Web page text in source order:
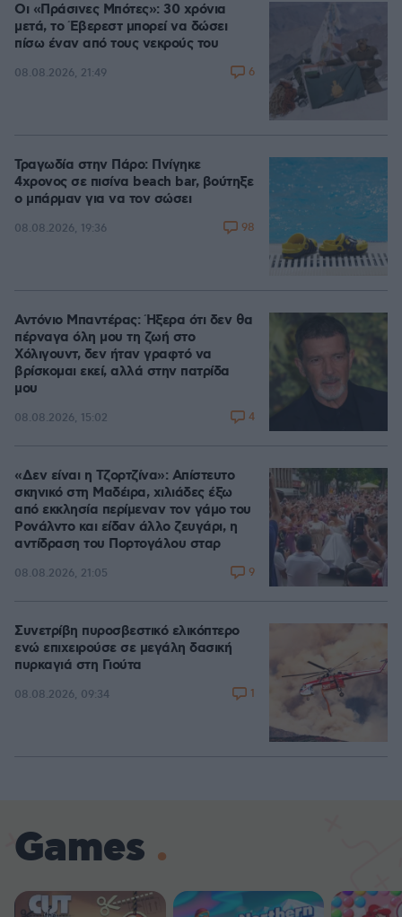
Οι «Πράσινες Μπότες»: 30 χρόνια
μετά, το Έβερεστ μπορεί να δώσει
πίσω έναν από τους νεκρούς του
08.08.2026, 21:49 6
Τραγωδία στην Πάρο: Πνίγηκε
4χρονος σε πισίνα beach bar, βούτηξε
ο μπάρμαν για να τον σώσει
08.08.2026, 19:36 98
Αντόνιο Μπαντέρας: Ήξερα ότι δεν θα
πέρναγα όλη μου τη ζωή στο
Χόλιγουντ, δεν ήταν γραφτό να
βρίσκομαι εκεί, αλλά στην πατρίδα
μου
08.08.2026, 15:02 4
«Δεν είναι η Τζορτζίνα»: Απίστευτο
σκηνικό στη Μαδέιρα, χιλιάδες έξω
από εκκλησία περίμεναν τον γάμο του
Ρονάλντο και είδαν άλλο ζευγάρι, η
αντίδραση του Πορτογάλου σταρ
08.08.2026, 21:05 9
Συνετρίβη πυροσβεστικό ελικόπτερο
ενώ επιχειρούσε σε μεγάλη δασική
πυρκαγιά στη Γιούτα
08.08.2026, 09:34 1
Games